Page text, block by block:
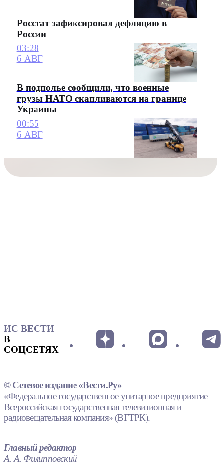
Росстат зафиксировал дефляцию в
России
03:28
6 АВГ
В подполье сообщили, что военные
грузы НАТО скапливаются на границе
Украины
00:55
6 АВГ
ИС ВЕСТИ
В
СОЦСЕТЯХ
© Сетевое издание «Вести.Ру»
«Федеральное государственное унитарное предприятие
Всероссийская государственная телевизионная и
радиовещательная компания» (ВГТРК).
Главный редактор
А. А. Филипповский